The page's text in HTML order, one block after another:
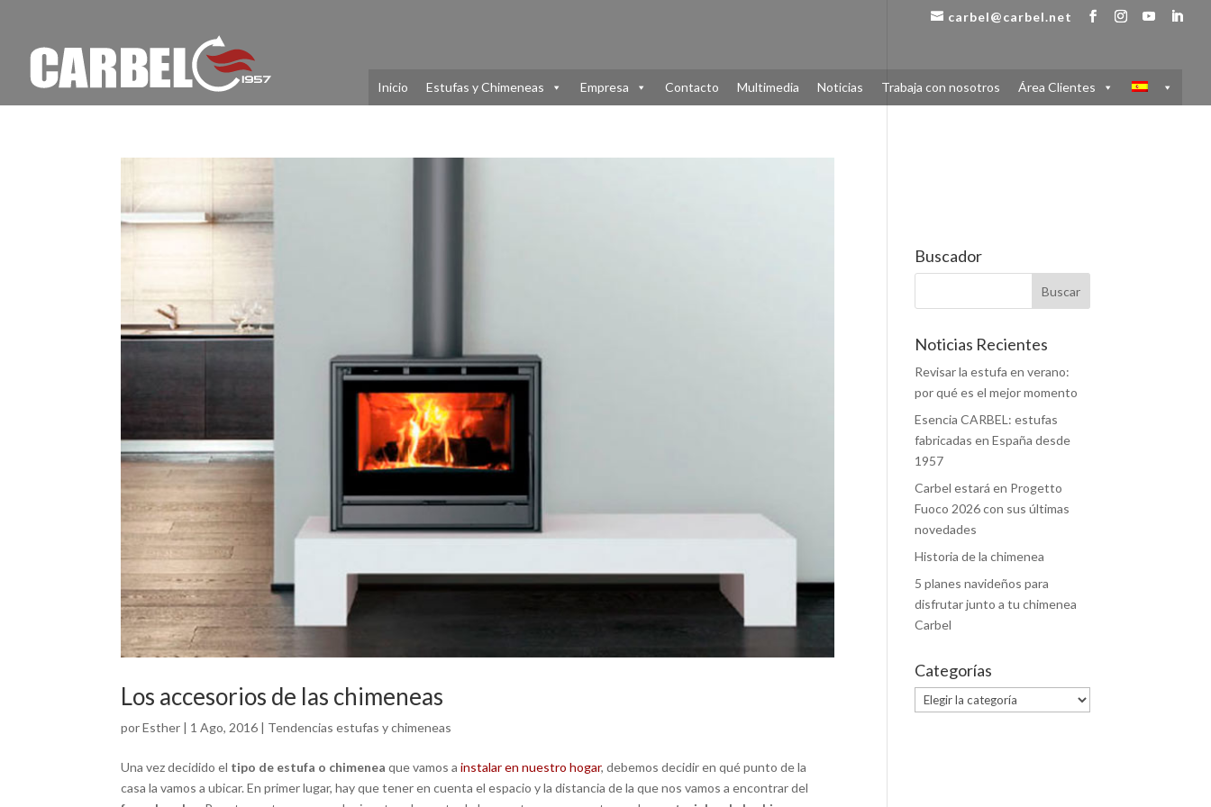
carbel@carbel.net
Inicio Estufas y Chimeneas Empresa Contacto Multimedia Noticias Trabaja con nosotros Área Clientes
Los accesorios de las chimeneas
porEsther | 1 Ago, 2016 | Tendencias estufas y chimeneas
Una vez decidido el tipo de estufa o chimenea que vamos ainstalar en nuestro hogar, debemos decidir en qué punto de la
casa la vamos a ubicar. En primer lugar, hay que tener en cuenta el espacio y la distancia de la que nos vamos a encontrar del
Buscador
Noticias Recientes
Revisar la estufa en verano:
por qué es el mejor momento
Esencia CARBEL: estufas
fabricadas en España desde
1957
Carbel estará en Progetto
Fuoco 2026 con sus últimas
novedades
Historia de la chimenea
5 planes navideños para
disfrutar junto a tu chimenea
Carbel
Categorías
Categorías